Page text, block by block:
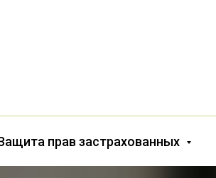
прав застрахованных